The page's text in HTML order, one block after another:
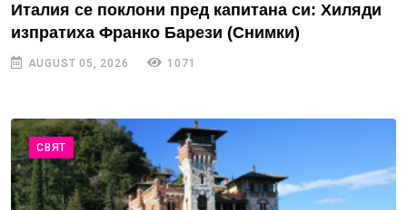
Италия се поклони пред капитана си: Хиляди
изпратиха Франко Барези (Снимки)
AUGUST 05, 2026 1071
СВЯТ